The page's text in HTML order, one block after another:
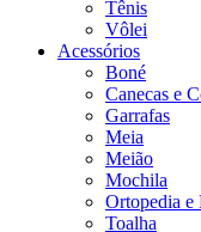
Tênis
Vôlei
Acessórios
Boné
Canecas e
Garrafas
Meia
Meião
Mochila
Ortopedia e
Toalha